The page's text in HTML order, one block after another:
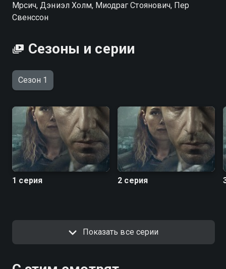
Мрсич, Дэниэл Холм, Миодраг Стоянович, Пер
Свенссон
Сезоны и серии
Сезон 1
1 серия 2 серия
Показать все серии